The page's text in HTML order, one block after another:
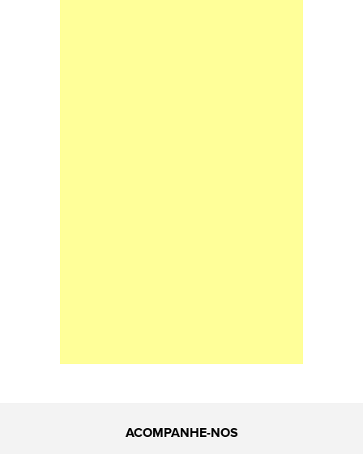
ACOMPANHE-NOS